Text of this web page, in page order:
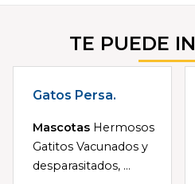
TE PUEDE
Gatos Persa.
Mascotas Hermosos
Gatitos Vacunados y
desparasitados, ...